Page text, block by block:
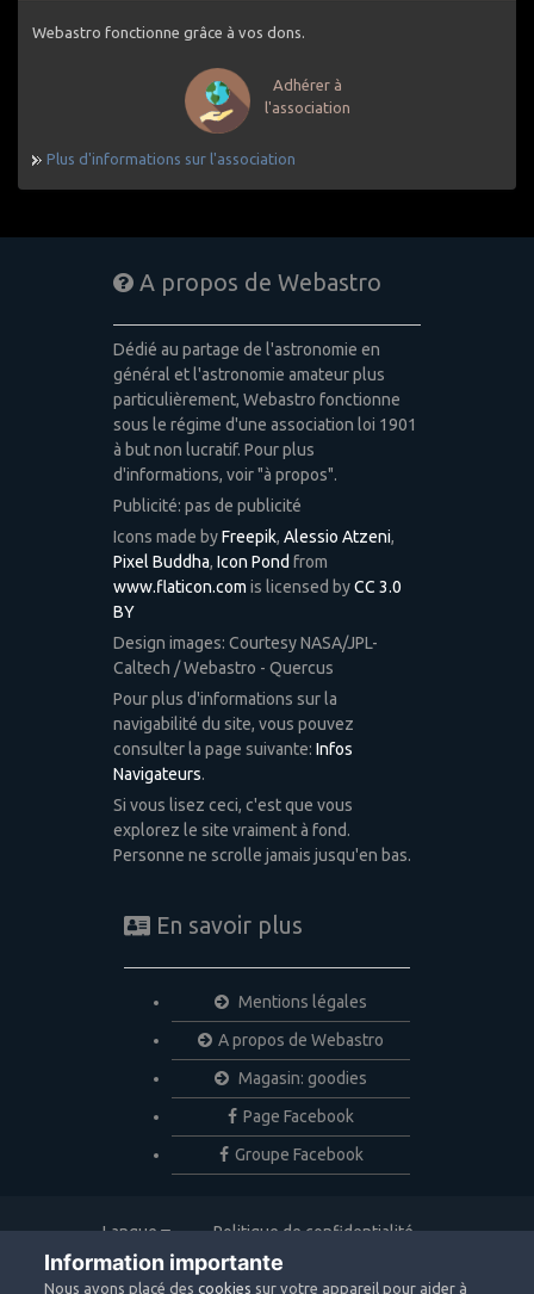
Webastro fonctionne grâce à vos dons.
Adhérer à
l'association
Plus d'informations sur l'association
A propos de Webastro
Dédié au partage de l'astronomie en
général et l'astronomie amateur plus
particulièrement, Webastro fonctionne
sous le régime d'une association loi 1901
à but non lucratif. Pour plus
d'informations, voir "à propos".
Publicité: pas de publicité
Icons made byFreepik, Alessio Atzeni,
Pixel Buddha, Icon Pond from
www.flaticon.com is licensed byCC 3.0
BY
Design images: Courtesy NASA/JPL-
Caltech / Webastro - Quercus
Pour plus d'informations sur la
navigabilité du site, vous pouvez
consulter la page suivante: Infos
Navigateurs.
Si vous lisez ceci, c'est que vous
explorez le site vraiment à fond.
Personne ne scrolle jamais jusqu'en bas.
En savoir plus
Mentions légales
A propos de Webastro
Magasin: goodies
Page Facebook
Groupe Facebook
Langue
Politique de confidentialité
Nous contacter
Copyright © 2020 Webastro
Information importante
Nous avons placé descookies sur votre appareil pour aider à